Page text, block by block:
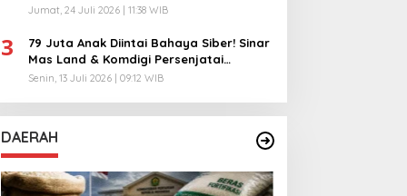
Jumat, 24 Juli 2026 | 11:38 WIB
3
79 Juta Anak Diintai Bahaya Siber! Sinar
Mas Land & Komdigi Persenjatai
Ratusan Guru!
Senin, 13 Juli 2026 | 09:12 WIB
DAERAH